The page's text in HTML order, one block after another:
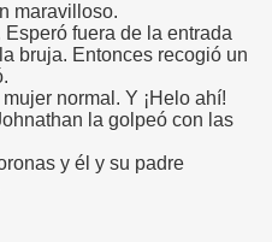
maravilloso.
fuera de la entrada
bruja. Entonces recogió un
normal. Y ¡Helo ahí!
la golpeó con las
y él y su padre